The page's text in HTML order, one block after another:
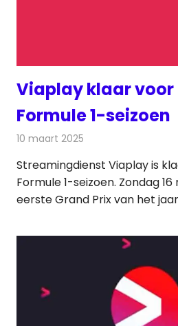
Viaplay klaar voor
Formule 1-seizoen
10 maart 2025
Streamingdienst Viaplay is
Formule 1-seizoen. Zondag
eerste Grand Prix van het